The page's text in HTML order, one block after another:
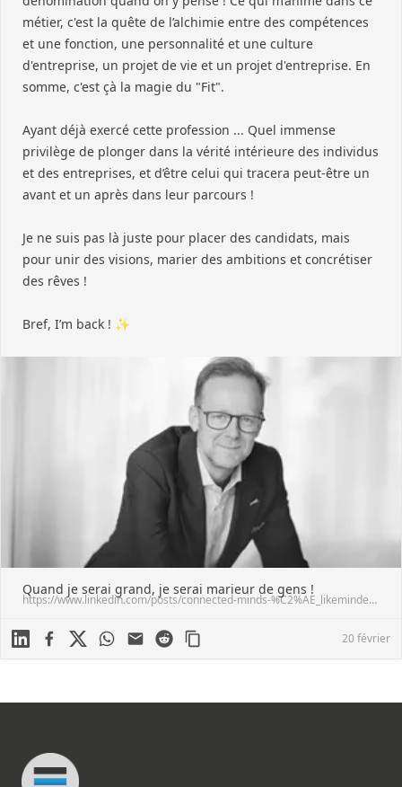
métier, c'est la quête de l’alchimie entre des compétences
et une fonction, une personnalité et une culture
d'entreprise, un projet de vie et un projet d'entreprise. En
somme, c'est çà la magie du "Fit".
Ayant déjà exercé cette profession ... Quel immense
privilège de plonger dans la vérité intérieure des individus
et des entreprises, et d’être celui qui tracera peut-être un
avant et un après dans leur parcours !
Je ne suis pas là juste pour placer des candidats, mais
pour unir des visions, marier des ambitions et concrétiser
des rêves !
Bref, I’m back ! ✨
Quand je serai grand, je serai marieur de gens !
https://www.linkedin.com/posts/connected-minds-%C2%AE_likeminded-executivesearch-fit-activity-7158034690115796992-cM-N?utm_source=share&utm_medium=member_desktop
LinkedinFacebook
X WhatsApp
Mail Reddit 20 février
Connected Minds